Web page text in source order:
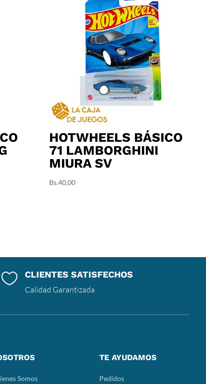
HOTWHEELS BÁSICO
71 LAMBORGHINI
MIURA SV
Bs.40,00
 CLIENTES SATISFECHOS
Calidad Garantizada
Somos
TE AYUDAMOS
Pedidos